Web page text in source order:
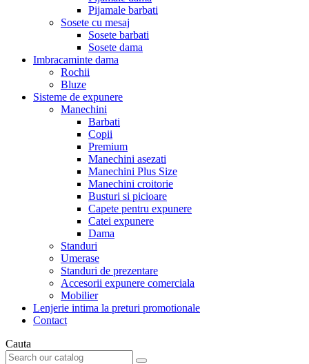
Pijamale barbati
Sosete cu mesaj
Sosete barbati
Sosete dama
Imbracaminte dama
Rochii
Bluze
Sisteme de expunere
Manechini
Barbati
Copii
Premium
Manechini asezati
Manechini Plus Size
Manechini croitorie
Busturi si picioare
Capete pentru expunere
Catei expunere
Dama
Standuri
Umerase
Standuri de prezentare
Accesorii expunere comerciala
Mobilier
Lenjerie intima la preturi promotionale
Contact
Cauta